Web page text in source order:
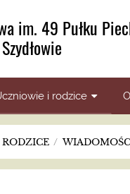
im. 49 Pułku
i rodzice
/